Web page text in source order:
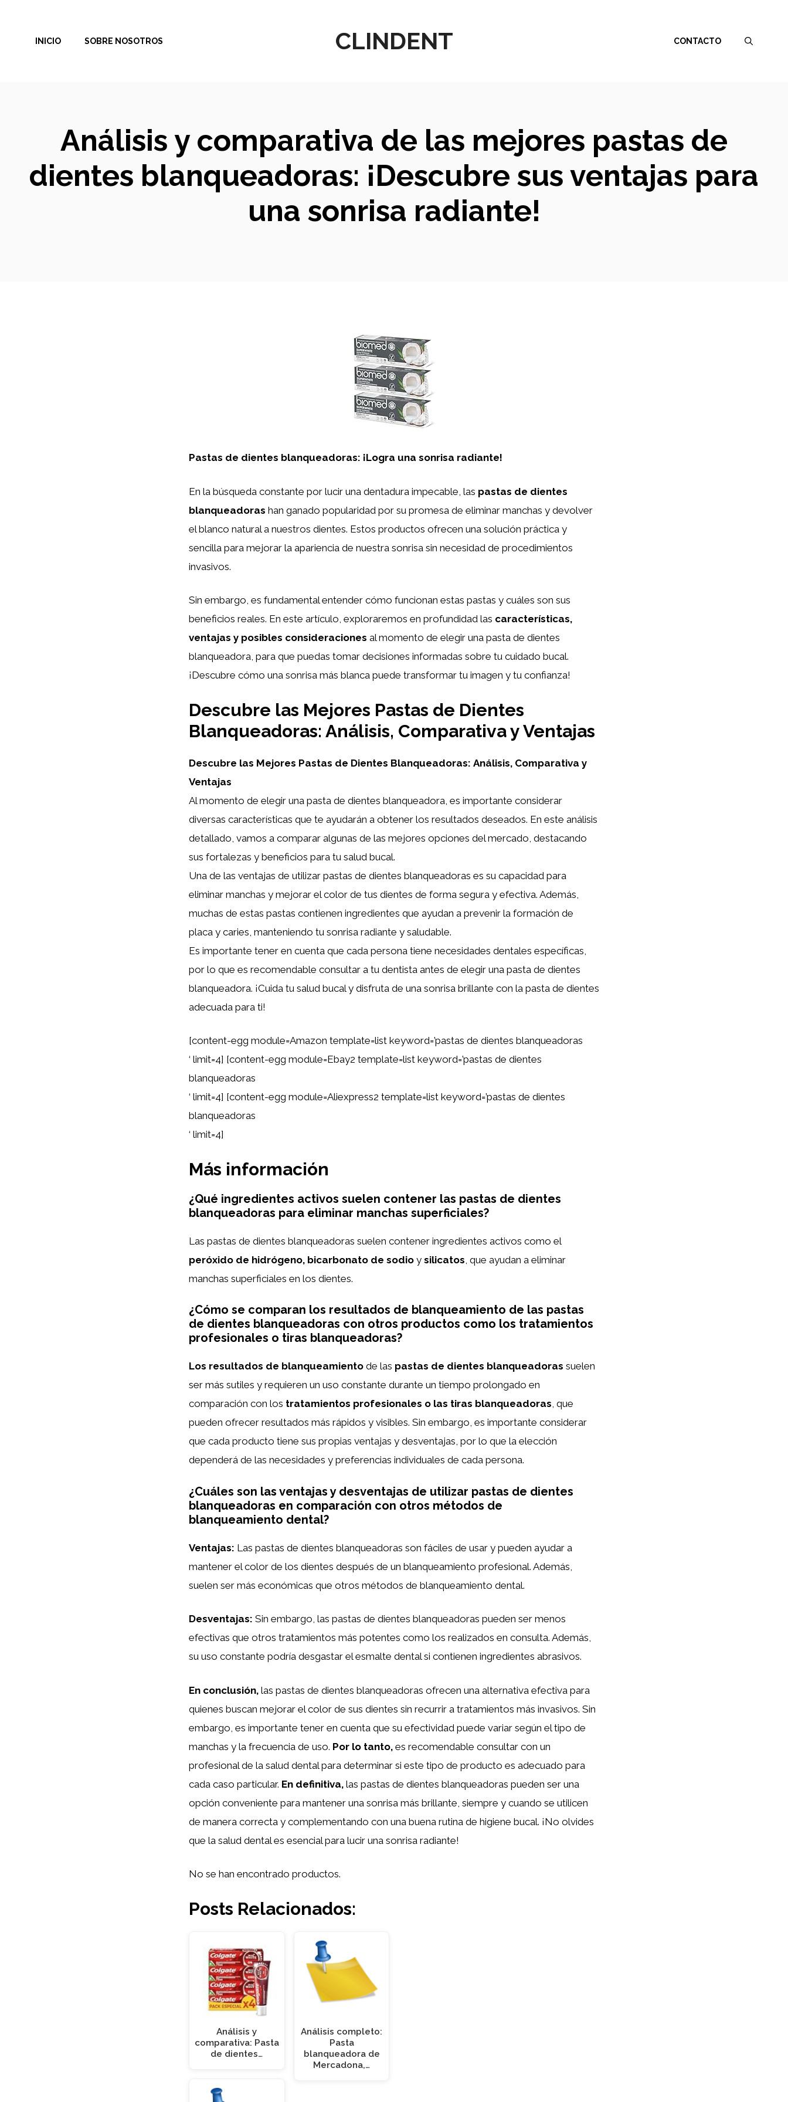
contenido
CLINDENT
INICIO SOBRE NOSOTROS CONTACTO
Análisis y comparativa de las mejores pastas de
dientes blanqueadoras: ¡Descubre sus ventajas para
una sonrisa radiante!
Pastas de dientes blanqueadoras: ¡Logra una sonrisa radiante!
En la búsqueda constante por lucir una dentadura impecable, las pastas de dientes
blanqueadoras han ganado popularidad por su promesa de eliminar manchas y devolver
el blanco natural a nuestros dientes. Estos productos ofrecen una solución práctica y
sencilla para mejorar la apariencia de nuestra sonrisa sin necesidad de procedimientos
invasivos.
Sin embargo, es fundamental entender cómo funcionan estas pastas y cuáles son sus
beneficios reales. En este artículo, exploraremos en profundidad las características,
ventajas y posibles consideraciones al momento de elegir una pasta de dientes
blanqueadora, para que puedas tomar decisiones informadas sobre tu cuidado bucal.
¡Descubre cómo una sonrisa más blanca puede transformar tu imagen y tu confianza!
Descubre las Mejores Pastas de Dientes
Blanqueadoras: Análisis, Comparativa y Ventajas
Descubre las Mejores Pastas de Dientes Blanqueadoras: Análisis, Comparativa y
Ventajas
Al momento de elegir una pasta de dientes blanqueadora, es importante considerar
diversas características que te ayudarán a obtener los resultados deseados. En este análisis
detallado, vamos a comparar algunas de las mejores opciones del mercado, destacando
sus fortalezas y beneficios para tu salud bucal.
Una de las ventajas de utilizar pastas de dientes blanqueadoras es su capacidad para
eliminar manchas y mejorar el color de tus dientes de forma segura y efectiva. Además,
muchas de estas pastas contienen ingredientes que ayudan a prevenir la formación de
placa y caries, manteniendo tu sonrisa radiante y saludable.
Es importante tener en cuenta que cada persona tiene necesidades dentales específicas,
por lo que es recomendable consultar a tu dentista antes de elegir una pasta de dientes
blanqueadora. ¡Cuida tu salud bucal y disfruta de una sonrisa brillante con la pasta de dientes
adecuada para ti!
[content-egg module=Amazon template=list keyword=’pastas de dientes blanqueadoras
‘ limit=4] [content-egg module=Ebay2 template=list keyword=’pastas de dientes
blanqueadoras
‘ limit=4] [content-egg module=Aliexpress2 template=list keyword=’pastas de dientes
blanqueadoras
‘ limit=4]
Más información
¿Qué ingredientes activos suelen contener las pastas de dientes
blanqueadoras para eliminar manchas superficiales?
Las pastas de dientes blanqueadoras suelen contener ingredientes activos como el
peróxido de hidrógeno, bicarbonato de sodio y silicatos , que ayudan a eliminar
manchas superficiales en los dientes.
¿Cómo se comparan los resultados de blanqueamiento de las pastas
de dientes blanqueadoras con otros productos como los tratamientos
profesionales o tiras blanqueadoras?
Los resultados de blanqueamiento de las pastas de dientes blanqueadoras suelen
ser más sutiles y requieren un uso constante durante un tiempo prolongado en
comparación con los tratamientos profesionales o las tiras blanqueadoras, que
pueden ofrecer resultados más rápidos y visibles. Sin embargo, es importante considerar
que cada producto tiene sus propias ventajas y desventajas, por lo que la elección
dependerá de las necesidades y preferencias individuales de cada persona.
¿Cuáles son las ventajas y desventajas de utilizar pastas de dientes
blanqueadoras en comparación con otros métodos de
blanqueamiento dental?
Ventajas: Las pastas de dientes blanqueadoras son fáciles de usar y pueden ayudar a
mantener el color de los dientes después de un blanqueamiento profesional. Además,
suelen ser más económicas que otros métodos de blanqueamiento dental.
Desventajas: Sin embargo, las pastas de dientes blanqueadoras pueden ser menos
efectivas que otros tratamientos más potentes como los realizados en consulta. Además,
su uso constante podría desgastar el esmalte dental si contienen ingredientes abrasivos.
En conclusión, las pastas de dientes blanqueadoras ofrecen una alternativa efectiva para
quienes buscan mejorar el color de sus dientes sin recurrir a tratamientos más invasivos. Sin
embargo, es importante tener en cuenta que su efectividad puede variar según el tipo de
manchas y la frecuencia de uso. Por lo tanto, es recomendable consultar con un
profesional de la salud dental para determinar si este tipo de producto es adecuado para
cada caso particular. En definitiva, las pastas de dientes blanqueadoras pueden ser una
opción conveniente para mantener una sonrisa más brillante, siempre y cuando se utilicen
de manera correcta y complementando con una buena rutina de higiene bucal. ¡No olvides
que la salud dental es esencial para lucir una sonrisa radiante!
No se han encontrado productos.
Posts Relacionados:
Análisis y
comparativa: Pasta
de dientes…
Análisis completo:
Pasta
blanqueadora de
Mercadona,…